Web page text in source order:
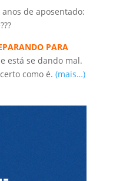
de aposentado:
PARA
está se dando mal.
como é. (mais…)